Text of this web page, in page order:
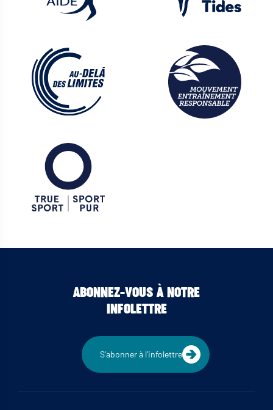
ABONNEZ-VOUS À NOTRE
INFOLETTRE
S'abonner à l'infolettre